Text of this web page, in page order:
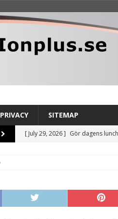
PRIVACY SITEMAP
[ July 29, 2026 ] Gör dagens
[ July 24, 2026 ]
Byt till